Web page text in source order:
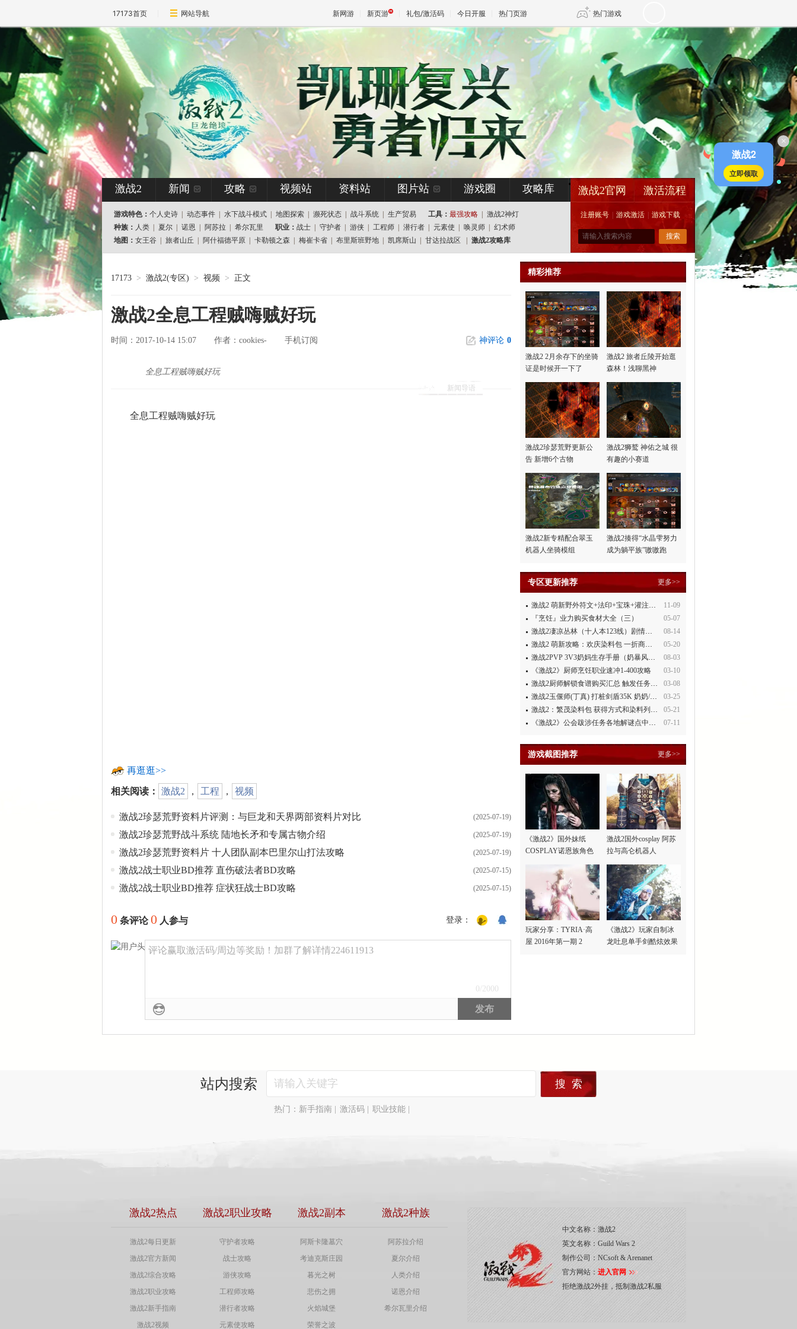
17173首页 网站导航 新网游 新页游 礼包/激活码 今日开服 热门页游 热门游戏
传奇4
天堂 剑网3旗舰版 新天龙八部
王权与自由 诛仙世界
激战2 新闻 攻略 视频站 资料站 图片站 游戏圈 攻略库
游戏特色： 个人史诗 动态事件 水下战斗模式 地图探索 濒死状态 战斗系统 生产贸易 工具： 最强攻略
激战2神灯
种族： 人类 夏尔 诺恩 阿苏拉 希尔瓦里 职业： 战士 守护者 游侠 工程师 潜行者 元素使 唤灵师
幻术师
地图： 女王谷 旅者山丘 阿什福德平原 卡勒顿之森 梅崔卡省 布里斯班野地 凯席斯山 甘达拉战区 激战2攻略库
激战2官网 激活流程
注册账号 游戏激活 游戏下载
17173 > 激战2(专区) > 视频 > 正文
激战2全息工程贼嗨贼好玩
时间：2017-10-14 15:07 作者： cookies- 手机订阅 神评论 0
新闻导语
全息工程贼嗨贼好玩
全息工程贼嗨贼好玩
再逛逛>>
相关阅读： 激战2 ， 工程 ， 视频
(2025-07-19)
激战2珍瑟荒野资料片评测：与巨龙和天界两部资料片对比
(2025-07-19)
激战2珍瑟荒野战斗系统 陆地长矛和专属古物介绍
(2025-07-19)
激战2珍瑟荒野资料片 十人团队副本巴里尔山打法攻略
(2025-07-15)
激战2战士职业BD推荐 直伤破法者BD攻略
(2025-07-15)
激战2战士职业BD推荐 症状狂战士BD攻略
0 条评论0 人参与 登录：
评论赢取激活码/周边等奖励！加群了解详情224611913
0 /2000
发布
精彩推荐
激战2 2月余存下的坐骑
证是时候开一下了
激战2 旅者丘陵开始逛
森林！浅聊黑神
话“悟…
激战2珍瑟荒野更新公
告 新增6个古物
激战2狮鹫 神佑之城 很
有趣的小赛道
激战2新专精配合翠玉
机器人坐骑模组
激战2揍得“水晶雫努力
成为躺平族”嗷嗷跑
专区更新推荐 更多>>
11-09
激战2 萌新野外符文+法印+宝珠+灌注全讲解
05-07
『烹饪』业力购买食材大全（三）
08-14
激战2凄凉丛林（十人本123线）剧情整理
05-20
激战2 萌新攻略：欢庆染料包 一折商场買
08-03
激战2PVP 3V3奶妈生存手册（奶暴风、奶守护）
03-10
《激战2》厨师烹饪职业速冲1-400攻略
03-08
激战2厨师解锁食谱购买汇总 触发任务攻略
03-25
激战2玉偃师(丁真) 打桩剑盾35K 奶奶/萌新都会玩
05-21
激战2：繁茂染料包 获得方式和染料列表
07-11
《激战2》公会跋涉任务各地解谜点中文攻略
游戏截图推荐 更多>>
《激战2》国外妹纸
COSPLAY诺恩族角色
激战2国外cosplay 阿苏
拉与高仑机器人
玩家分享：TYRIA·高
屋 2016年第一期 2
《激战2》玩家自制冰
龙吐息单手剑酷炫效果
站内搜索
热门： 新手指南 激活码 职业技能
激战2热点
激战2每日更新
激战2官方新闻
激战2综合攻略
激战2职业攻略
激战2新手指南
激战2视频
激战2职业攻略
守护者攻略
战士攻略
游侠攻略
工程师攻略
潜行者攻略
元素使攻略
激战2副本
阿斯卡隆墓穴
考迪克斯庄园
暮光之树
悲伤之拥
火焰城堡
荣誉之波
激战2种族
阿苏拉介绍
夏尔介绍
人类介绍
诺恩介绍
希尔瓦里介绍
中文名称：激战2
英文名称： Guild Wars 2
制作公司：NCsoft & Arenanet
官方网站：进入官网
拒绝激战2外挂，抵制激战2私服
×
激战2
立即领取